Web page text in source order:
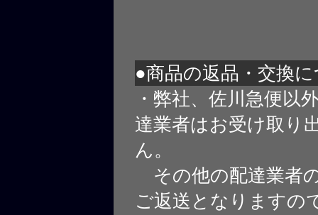
●商品の返品・交換
・弊社、佐川急便以
達業者はお受け取り
ん。
その他の配達業者
ご返送となりますの